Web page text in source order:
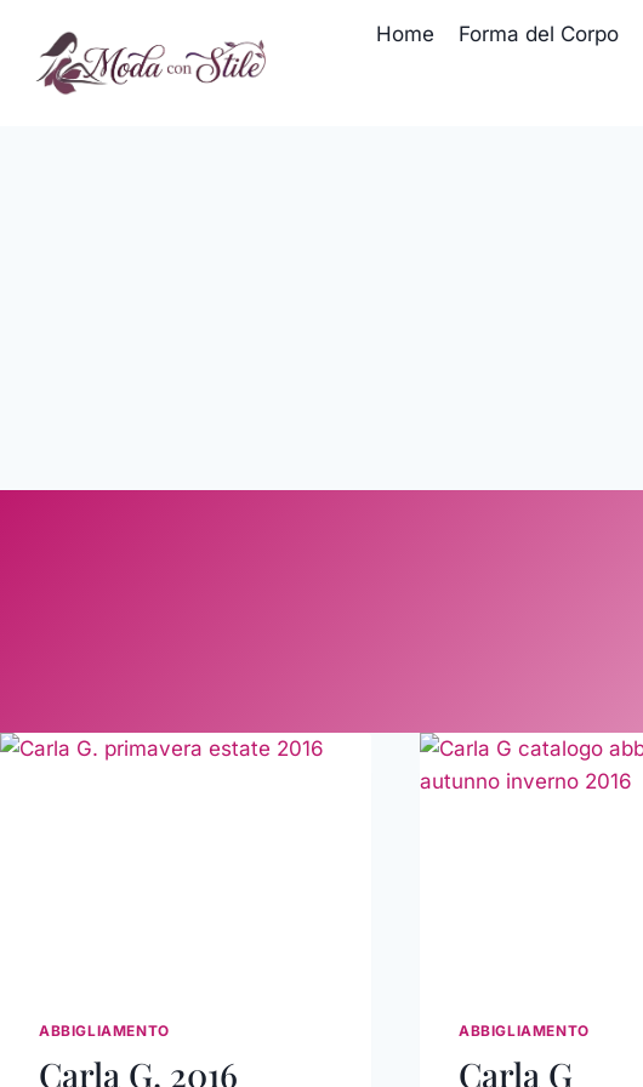
contenuto
Home Forma del Corpo
ABBIGLIAMENTO
Carla G. 2016
ABBIGLIAMENTO
Carla G